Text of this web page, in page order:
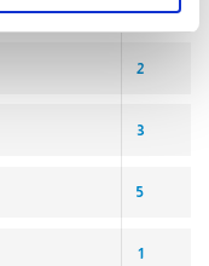
2
3
5
1